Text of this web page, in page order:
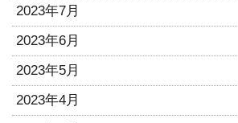
2023年7月
2023年6月
2023年5月
2023年4月